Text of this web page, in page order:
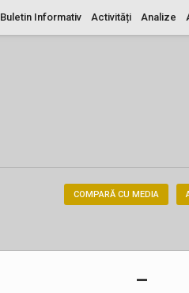
Analize
Activități
Buletin Informativ
COMPARĂ CU MEDIA
–